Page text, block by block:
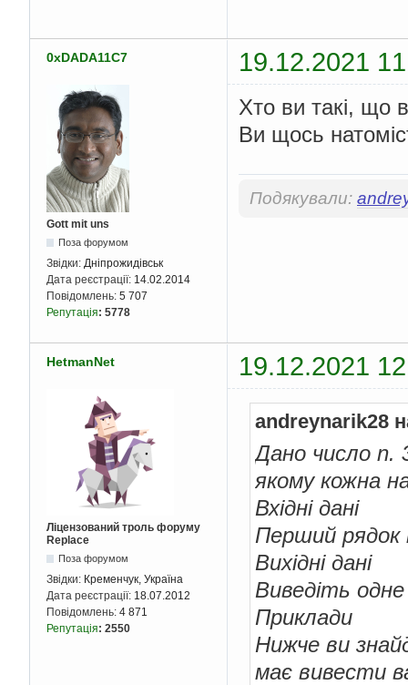
0xDADA11C7 19.12.2021
Gott mit uns
Поза форумом
Звідки: Дніпрожидівськ
Дата реєстрації: 14.02.2014
Повідомлень: 5 707
Репутація: 5778
Хто ви такі, що
Ви щось
Подякували:
HetmanNet 19.12.2021
Ліцензований троль форуму
Replace
Поза форумом
Звідки: Кременчук, Україна
Дата реєстрації: 18.07.2012
Повідомлень: 4 871
Репутація: 2550
andreynarik28
Дано число n.
якому кожна
Вхідні дані
Перший рядок
Вихідні дані
Виведіть
Приклади
Нижче ви
має вивести